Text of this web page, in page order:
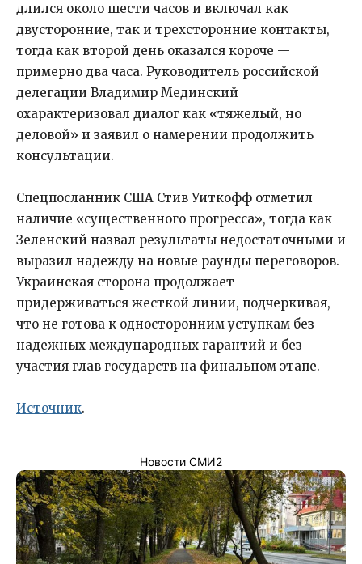
длился около шести часов и включал как
двусторонние, так и трехсторонние контакты,
тогда как второй день оказался короче —
примерно два часа. Руководитель российской
делегации Владимир Мединский
охарактеризовал диалог как «тяжелый, но
деловой» и заявил о намерении продолжить
консультации.
Спецпосланник США Стив Уиткофф отметил
наличие «существенного прогресса», тогда как
Зеленский назвал результаты недостаточными и
выразил надежду на новые раунды переговоров.
Украинская сторона продолжает
придерживаться жесткой линии, подчеркивая,
что не готова к односторонним уступкам без
надежных международных гарантий и без
участия глав государств на финальном этапе.
Источник.
Новости СМИ2